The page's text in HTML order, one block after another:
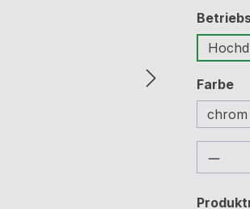
Farbe
chrom